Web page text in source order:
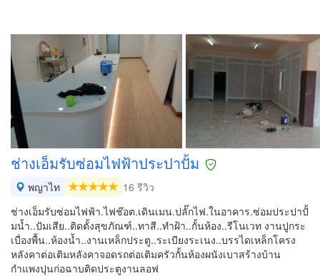
ช่างเอ็มรับซ่อมไฟฟ้าประปาปั้ม
พญาไท
16 รีวิว
ช่างเอ็มรับซ่อมไฟฟ้า.ไฟช๊อต.เดินเมน.ปลั๊กไฟ.ในอาคาร.ซ่อมประปาปั้
มน้ำ..ปัมเสีย..ติดตั้งสุขภัณฑ์..ทาสี..ทำฝ้า..กั้นห้อง..รีโนเวท งานปูกระ
เบื่องพื้น..ห้องน้ำ..งานเหล็กประตู..ระเบียงระเนง..บรรไดเหล็กโครง
หลังคาต่อเติมหลังคาจอดรถต่อเติมครัวกั้นห้องผนังเบาสร้างบ้าน
กำแพงปุนก่อฉาบติดประตูงานลอฟ